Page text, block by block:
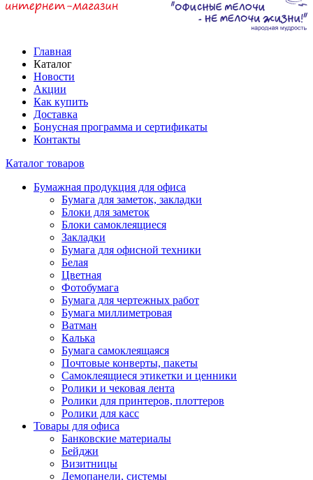
Главная
Каталог
Новости
Акции
Как купить
Доставка
Бонусная программа и сертификаты
Контакты
Каталог товаров
Бумажная продукция для офиса
Бумага для заметок, закладки
Блоки для заметок
Блоки самоклеящиеся
Закладки
Бумага для офисной техники
Белая
Цветная
Фотобумага
Бумага для чертежных работ
Бумага миллиметровая
Ватман
Калька
Бумага самоклеящаяся
Почтовые конверты, пакеты
Самоклеящиеся этикетки и ценники
Ролики и чековая лента
Ролики для принтеров, плоттеров
Ролики для касс
Товары для офиса
Банковские материалы
Бейджи
Визитницы
Демопанели, системы